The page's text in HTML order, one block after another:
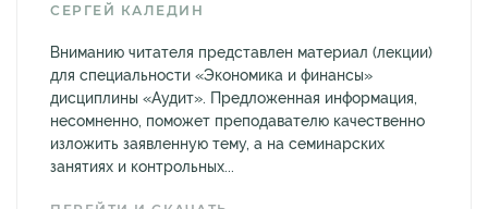
СЕРГЕЙ КАЛЕДИН
Вниманию читателя представлен материал (лекции)
для специальности «Экономика и финансы»
дисциплины «Аудит». Предложенная информация,
несомненно, поможет преподавателю качественно
изложить заявленную тему, а на семинарских
занятиях и контрольных...